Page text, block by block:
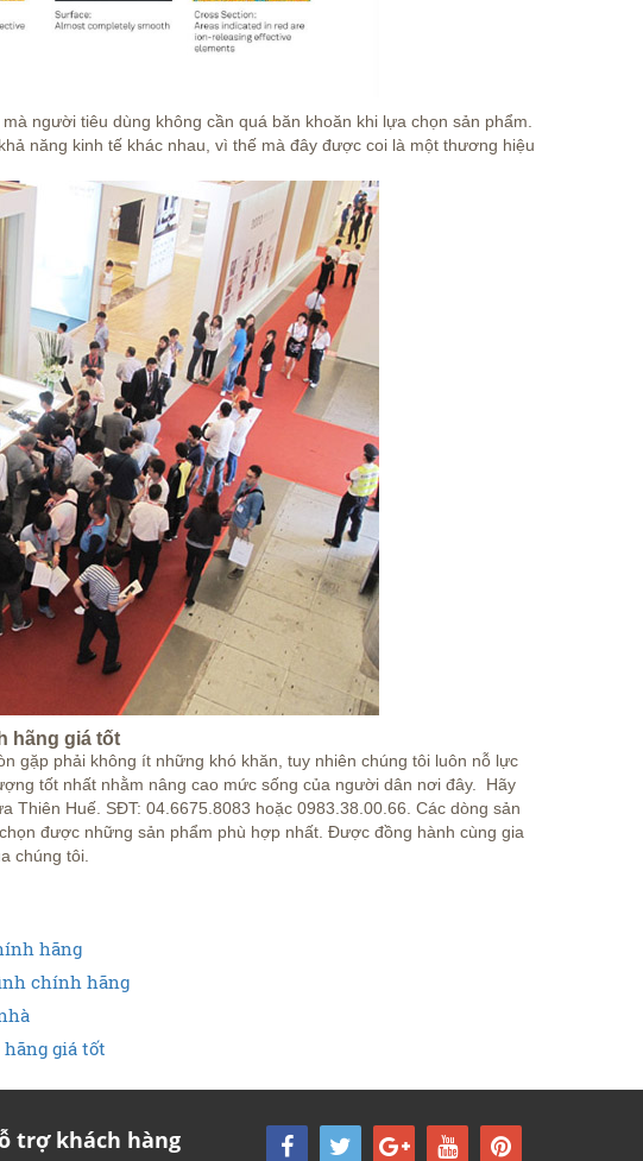
người tiêu dùng không cần quá băn khoăn khi lựa chọn sản phẩm.
năng kinh tế khác nhau, vì thế mà đây được coi là một thương hiệu
hãng giá tốt
gặp phải không ít những khó khăn, tuy nhiên chúng tôi luôn nỗ lực
tốt nhất nhằm nâng cao mức sống của người dân nơi đây. Hãy
Thiên Huế. SĐT: 04.6675.8083 hoặc 0983.38.00.66. Các dòng sản
được những sản phẩm phù hợp nhất. Được đồng hành cùng gia
chúng tôi.
hãng
chính hãng
giá tốt
trợ khách hàng